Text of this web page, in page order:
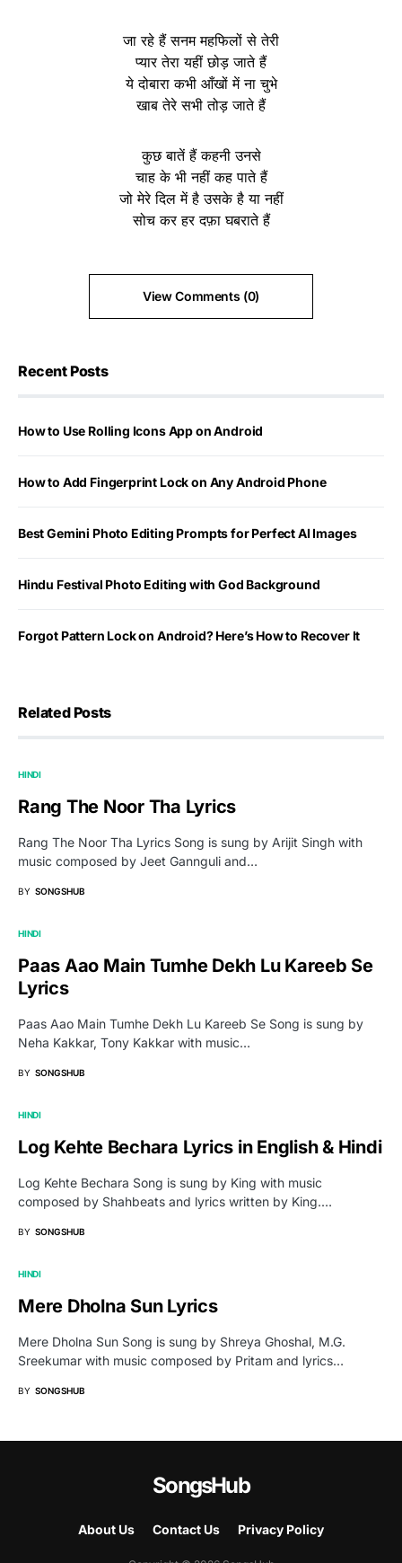
जा रहे हैं सनम महफिलों से तेरी
प्यार तेरा यहीं छोड़ जाते हैं
ये दोबारा कभी आँखों में ना चुभे
खाब तेरे सभी तोड़ जाते हैं
कुछ बातें हैं कहनी उनसे
चाह के भी नहीं कह पाते हैं
जो मेरे दिल में है उसके है या नहीं
सोच कर हर दफ़ा घबराते हैं
View Comments (0)
Recent Posts
How to Use Rolling Icons App on Android
How to Add Fingerprint Lock on Any Android Phone
Best Gemini Photo Editing Prompts for Perfect AI Images
Hindu Festival Photo Editing with God Background
Forgot Pattern Lock on Android? Here’s How to Recover It
Related Posts
HINDI
Rang The Noor Tha Lyrics
Rang The Noor Tha Lyrics Song is sung by Arijit Singh with
music composed by Jeet Gannguli and…
BY SONGSHUB
HINDI
Paas Aao Main Tumhe Dekh Lu Kareeb Se
Lyrics
Paas Aao Main Tumhe Dekh Lu Kareeb Se Song is sung by
Neha Kakkar, Tony Kakkar with music…
BY SONGSHUB
HINDI
Log Kehte Bechara Lyrics in English & Hindi
Log Kehte Bechara Song is sung by King with music
composed by Shahbeats and lyrics written by King.…
BY SONGSHUB
HINDI
Mere Dholna Sun Lyrics
Mere Dholna Sun Song is sung by Shreya Ghoshal, M.G.
Sreekumar with music composed by Pritam and lyrics…
BY SONGSHUB
SongsHub
About Us Contact Us Privacy Policy